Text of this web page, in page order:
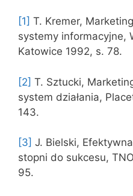
[1] T. Kremer,
systemy informacyjne,
Katowice 1992, s. 78.
[2] T. Sztucki,
system działania,
143.
[3] J. Bielski,
stopni do sukcesu,
95.